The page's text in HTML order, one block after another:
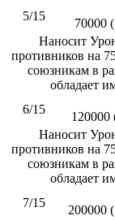
5/15
70000
Наносит
противников на
союзникам в
обладает
6/15
120000
Наносит
противников на
союзникам в
обладает
7/15
200000